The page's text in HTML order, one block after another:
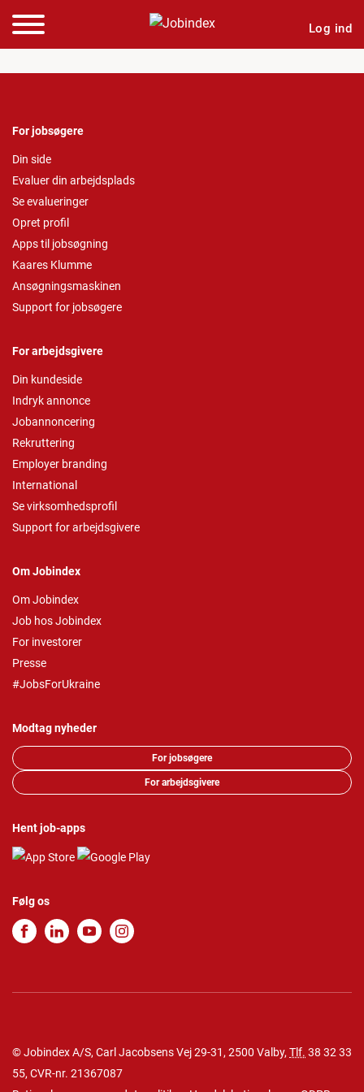
Log ind
For jobsøgere
Din side
Evaluer din arbejdsplads
Se evalueringer
Opret profil
Apps til jobsøgning
Kaares Klumme
Ansøgningsmaskinen
Support for jobsøgere
For arbejdsgivere
Din kundeside
Indryk annonce
Jobannoncering
Rekruttering
Employer branding
International
Se virksomhedsprofil
Support for arbejdsgivere
Om Jobindex
Om Jobindex
Job hos Jobindex
For investorer
Presse
#JobsForUkraine
Modtag nyheder
For jobsøgere
For arbejdsgivere
Hent job-apps
Følg os
© Jobindex A/S, Carl Jacobsens Vej 29-31, 2500 Valby, Tlf. 38 32 33
55, CVR-nr. 21367087